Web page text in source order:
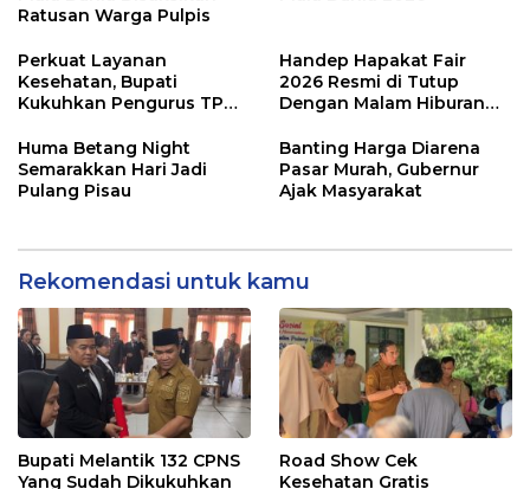
Ratusan Warga Pulpis
Perkuat Layanan
Kesehatan, Bupati
Kukuhkan Pengurus TP
Handep Hapakat Fair
2026 Resmi di Tutup
Dengan Malam Hiburan
Huma Betang Night
Semarakkan Hari Jadi
Pulang Pisau
Banting Harga Diarena
Pasar Murah, Gubernur
Ajak Masyarakat
Rekomendasi untuk kamu
Bupati Melantik 132 CPNS
Yang Sudah Dikukuhkan
Road Show Cek
Kesehatan Gratis